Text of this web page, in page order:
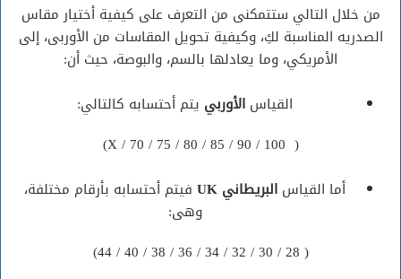
من خلال التالي ستتمكنى من التعرف على كيفية أختيار مقاس
الصدريه المناسبة لكِ، وكيفية تحويل المقاسات من الأوربى، إلى
الأمريكي، وما يعادلها بالسم، والبوصة، حيث أن:
القياس الأوربي يتم أحتسابه كالتالي:
( X / 70 / 75 / 80 / 85 / 90 / 100)
أما القياس البريطاني UK
فيتم أحتسابه بأرقام مختلفة،
وهى:
( 28 / 30 / 32 / 34 / 36 / 38 / 40 / 44)